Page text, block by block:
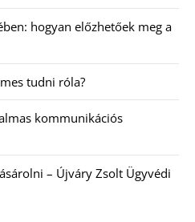
hogyan előzhetőek meg a
tudni róla?
kommunikációs
– Újváry Zsolt Ügyvédi